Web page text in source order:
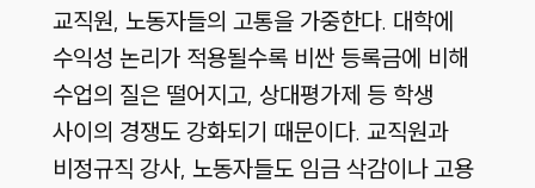
교직원, 노동자들의 고통을 가중한다. 대학에
수익성 논리가 적용될수록 비싼 등록금에 비해
수업의 질은 떨어지고, 상대평가제 등 학생
사이의 경쟁도 강화되기 때문이다. 교직원과
비정규직 강사, 노동자들도 임금 삭감이나 고용